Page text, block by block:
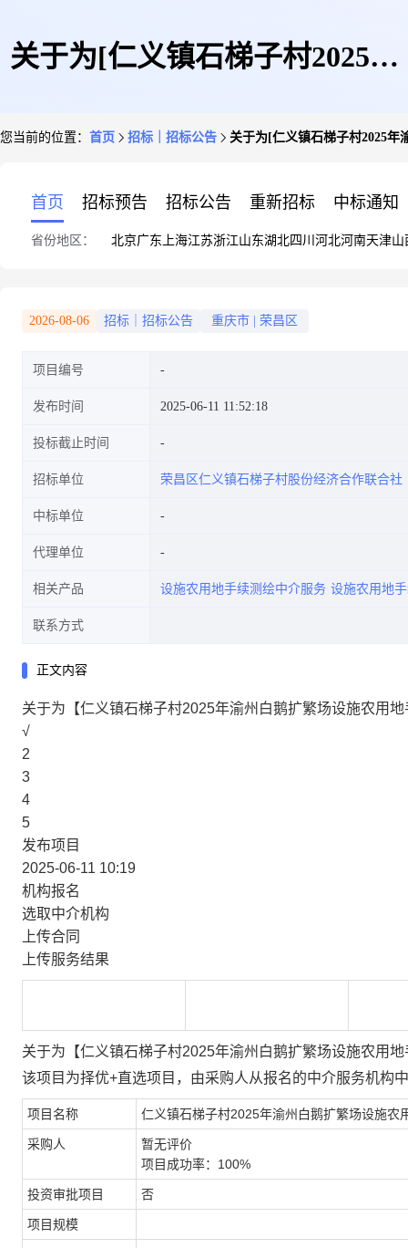
关于为[仁义镇石梯子村2025年
机构的公告
您当前的位置： 首页 招标｜招标公告 关于为[仁义镇石梯子村2025
首页 招标预告 招标公告 重新招标 中标通知
省份地区： 北京广东 上海江苏浙江山东湖北四川 河北河南天津山
2026-08-06 招标｜招标公告 重庆市 荣昌区
项目编号
发布时间 2025-06-11 11:52:18
投标截止时间
招标单位 荣昌区仁义镇石梯子村股份经济合作联合社
中标单位
代理单位
相关产品 设施农用地手续测绘中介服务 设施农用地
联系方式
正文内容
关于为【仁义镇石梯子村2025年渝州白鹅扩繁场设施农用
√
2
3
4
5
发布项目
2025-06-11 10:19
机构报名
选取中介机构
上传合同
上传服务结果
关于为【仁义镇石梯子村2025年渝州白鹅扩繁场设施农用
该项目为择优+直选项目，由采购人从报名的中介服务机构
项目名称 仁义镇石梯子村2025年渝州白鹅扩繁场设施农
采购人
暂无评价
项目成功率：100%
投资审批项目 否
项目规模